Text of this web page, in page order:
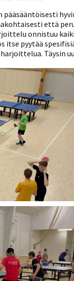
että
onnistuu
pyytää
Täysin